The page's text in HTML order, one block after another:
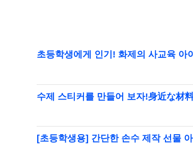
초등학생에게 인기! 화제의 사교육 아
수제 스티커를 만들어 보자!身近な材
[초등학생용] 간단한 손수 제작 선물